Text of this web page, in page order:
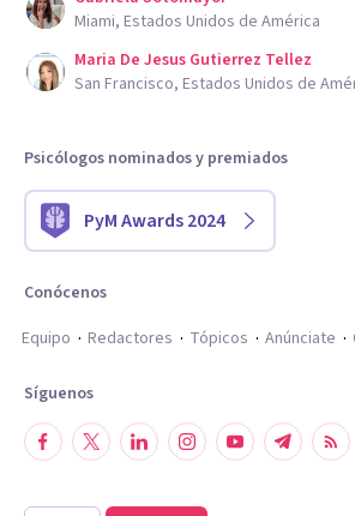
Miami, Estados Unidos de América
Maria De Jesus Gutierrez Tellez
San Francisco, Estados Unidos de
Psicólogos nominados y premiados
PyM Awards 2024
Conócenos
Equipo
Redactores Tópicos Anúnciate
Síguenos